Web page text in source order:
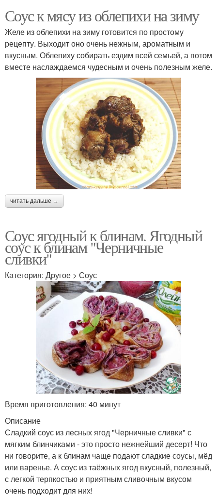
Соус к мясу из облепихи на зиму
Желе из облепихи на зиму готовится по простому
рецепту. Выходит оно очень нежным, ароматным и
вкусным. Облепиху собирать ездим всей семьей, а потом
вместе наслаждаемся чудесным и очень полезным желе.
читать дальше →
Соус ягодный к блинам. Ягодный
соус к блинам "Черничные
сливки"
Категория: Другое > Соус
Время приготовления: 40 минут
Описание
Сладкий соус из лесных ягод "Черничные сливки" с
мягким блинчиками - это просто нежнейший десерт! Что
ни говорите, а к блинам чаще подают сладкие соусы, мёд
или варенье. А соус из таёжных ягод вкусный, полезный,
с легкой терпкостью и приятным сливочным вкусом
очень подходит для них!